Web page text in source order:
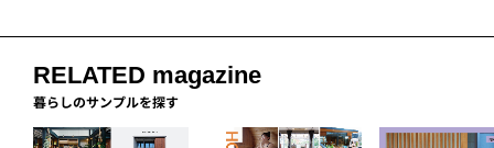
RELATED magazine
暮らしのサンプルを探す